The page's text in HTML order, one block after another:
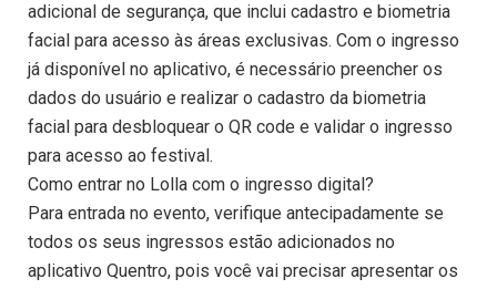
adicional de segurança, que inclui cadastro e biometria
facial para acesso às áreas exclusivas. Com o ingresso
já disponível no aplicativo, é necessário preencher os
dados do usuário e realizar o cadastro da biometria
facial para desbloquear o QR code e validar o ingresso
para acesso ao festival.
Como entrar no Lolla com o ingresso digital?
Para entrada no evento, verifique antecipadamente se
todos os seus ingressos estão adicionados no
aplicativo Quentro, pois você vai precisar apresentar os